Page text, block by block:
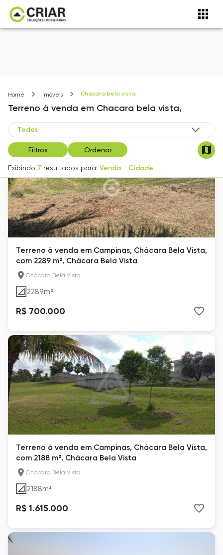
Home Imóveis Chacara bela vista
Terreno à venda em Chacara bela vista,
Filtros Ordenar
Exibindo 7 resultados para: Venda - Cidade
Terreno à venda em Campinas, Chácara Bela Vista,
com 2289 m², Chácara Bela Vista
Chácara Bela Vista
2289m²
R$ 700.000
Terreno à venda em Campinas, Chácara Bela Vista,
com 2188 m², Chácara Bela Vista
Chácara Bela Vista
2188m²
R$ 1.615.000